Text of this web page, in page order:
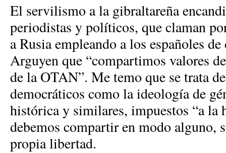
El servilismo a la gibraltareña
periodistas y políticos, que claman
a Rusia empleando a los españoles
Arguyen que “compartimos valores
de la OTAN”. Me temo que se trata
democráticos como la ideología de
histórica y similares, impuestos “a la
debemos compartir en modo alguno,
propia libertad.